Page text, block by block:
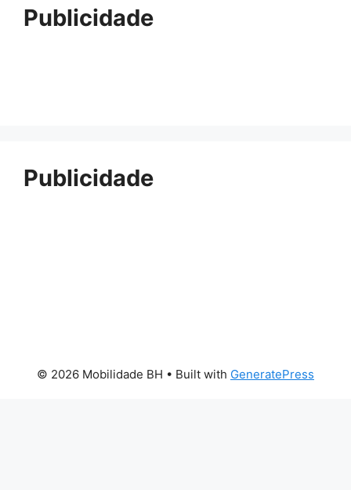
Publicidade
Publicidade
© 2026 Mobilidade BH • Built with GeneratePress